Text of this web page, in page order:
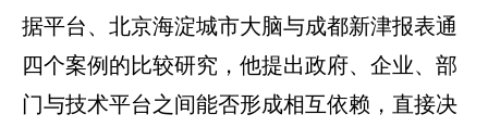
据平台、北京海淀城市大脑与成都新津报表通
四个案例的比较研究，他提出政府、企业、部
门与技术平台之间能否形成相互依赖，直接决